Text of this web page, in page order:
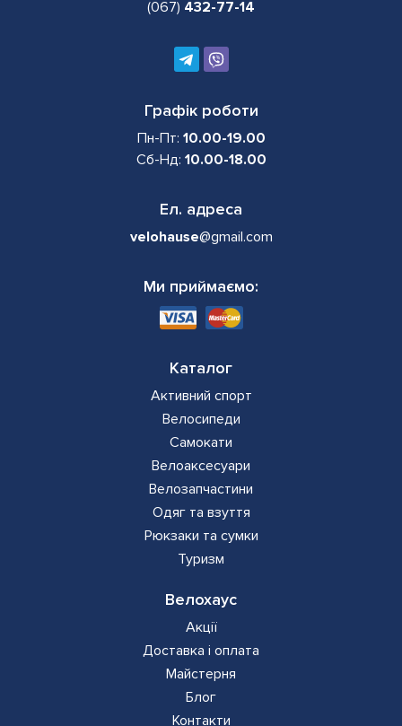
Каталог
Активний спорт
Велосипеди
Самокати
Велоаксесуари
Велозапчастини
Одяг та взуття
Рюкзаки та сумки
Туризм
Велохаус
Акції
Доставка і оплата
Майстерня
Блог
Контакти
(067) 432-77-14
Графік роботи
Пн-Пт: 10.00-19.00
Сб-Нд: 10.00-18.00
Ел. адреса
velohause@gmail.com
Ми приймаємо: